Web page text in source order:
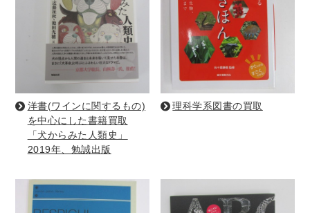
精神医学書
臨床医学一般
薬学書
針灸・漢方
リハビリテーション医学
伝統医学・東洋医学
基礎医学
小児科学
整形外科学
暮らし・趣味・実用書他
暮らしと健康
住まい・インテリア
占い
手芸・クラフト
美容・着物・ファッション
洋書(ワインに関するもの)
を中心にした書籍買取
「犬からみた人類史」
2019年、勉誠出版
理科学系図書の買取